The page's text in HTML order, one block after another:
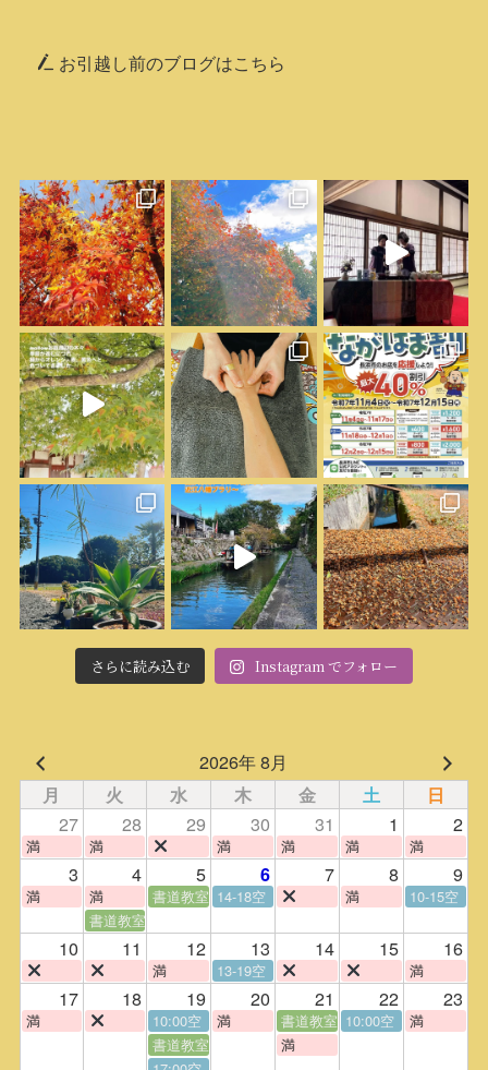
お引越し前のブログはこちら
さらに読み込む Instagram でフォロー
2026年 8月
月 火 水 木 金 土 日
27 28 29 30 31 1 2
満 満 満 満 満 満
3 4 5 6 7 8 9
満 満 書道教室 14-18空 満
10-15空
書道教室
10 11 12 13 14 15 16
満 13-19空 満
17 18 19 20 21 22 23
満 10:00空 満 書道教室 10:00空
満
書道教室
満